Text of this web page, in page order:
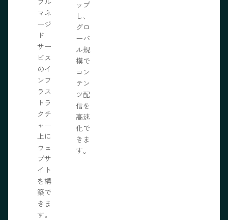
マネ
ージ
ド
サー
ビス
のイ
ンフ
ラス
トラ
クチ
ャー
上に
ウェ
ブサ
イト
を構
築で
きま
す。
ップ
し、
グロ
ーバ
ル規
模で
コン
テン
ツ配
信を
高速
化で
きま
す。